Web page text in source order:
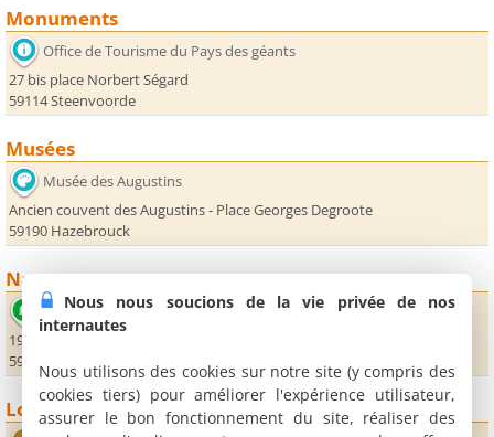
Monuments
Office de Tourisme du Pays des géants
27 bis place Norbert Ségard
59114 Steenvoorde
Musées
Musée des Augustins
Ancien couvent des Augustins - Place Georges Degroote
59190 Hazebrouck
Nature
Jardin du mont des Recollets
1936 route de Steenvoorde
59670 Cassel
Loisirs
Nous nous soucions de la vie privée de nos
internautes
Nous utilisons des cookies sur notre site (y compris des
cookies tiers) pour améliorer l'expérience utilisateur,
assurer le bon fonctionnement du site, réaliser des